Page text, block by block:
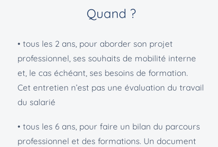
Quand ?
• tous les 2 ans, pour aborder son projet
professionnel, ses souhaits de mobilité interne
et, le cas échéant, ses besoins de formation.
Cet entretien n’est pas une évaluation du travail
du salarié
• tous les 6 ans, pour faire un bilan du parcours
professionnel et des formations. Un document